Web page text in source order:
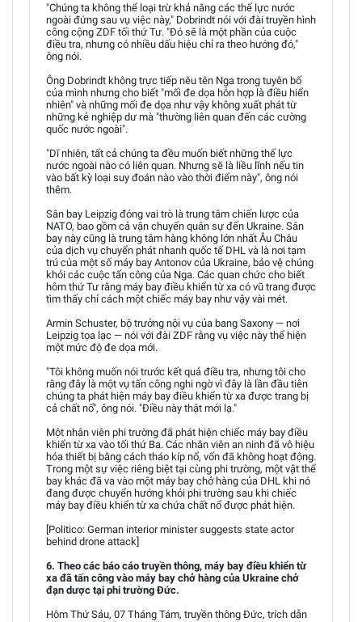
"Chúng ta không thể loại trừ khả năng các thế lực nước
ngoài đứng sau vụ việc này," Dobrindt nói với đài truyền hình
công cộng ZDF tối thứ Tư. "Đó sẽ là một phần của cuộc
điều tra, nhưng có nhiều dấu hiệu chỉ ra theo hướng đó,"
ông nói.
Ông Dobrindt không trực tiếp nêu tên Nga trong tuyên bố
của mình nhưng cho biết "mối đe dọa hỗn hợp là điều hiển
nhiên" và những mối đe dọa như vậy không xuất phát từ
những kẻ nghiệp dư mà "thường liên quan đến các cường
quốc nước ngoài".
"Dĩ nhiên, tất cả chúng ta đều muốn biết những thế lực
nước ngoài nào có liên quan. Nhưng sẽ là liều lĩnh nếu tin
vào bất kỳ loại suy đoán nào vào thời điểm này", ông nói
thêm.
Sân bay Leipzig đóng vai trò là trung tâm chiến lược của
NATO, bao gồm cả vận chuyển quân sự đến Ukraine. Sân
bay này cũng là trung tâm hàng không lớn nhất Âu Châu
của dịch vụ chuyển phát nhanh quốc tế DHL và là nơi tạm
trú của một số máy bay Antonov của Ukraine, bảo vệ chúng
khỏi các cuộc tấn công của Nga. Các quan chức cho biết
hôm thứ Tư rằng máy bay điều khiển từ xa có vũ trang được
tìm thấy chỉ cách một chiếc máy bay như vậy vài mét.
Armin Schuster, bộ trưởng nội vụ của bang Saxony — nơi
Leipzig tọa lạc — nói với đài ZDF rằng vụ việc này thể hiện
một mức độ đe dọa mới.
"Tôi không muốn nói trước kết quả điều tra, nhưng tôi cho
rằng đây là một vụ tấn công nghi ngờ vì đây là lần đầu tiên
chúng ta phát hiện máy bay điều khiển từ xa được trang bị
cả chất nổ", ông nói. "Điều này thật mới lạ."
Một nhân viên phi trường đã phát hiện chiếc máy bay điều
khiển từ xa vào tối thứ Ba. Các nhân viên an ninh đã vô hiệu
hóa thiết bị bằng cách tháo kíp nổ, vốn đã không hoạt động.
Trong một sự việc riêng biệt tại cùng phi trường, một vật thể
bay khác đã va vào một máy bay chở hàng của DHL khi nó
đang được chuyển hướng khỏi phi trường sau khi chiếc
máy bay điều khiển từ xa chứa chất nổ được phát hiện.
[Politico: German interior minister suggests state actor
behind drone attack]
6. Theo các báo cáo truyền thông, máy bay điều khiển từ
xa đã tấn công vào máy bay chở hàng của Ukraine chở
đạn dược tại phi trường Đức.
Hôm Thứ Sáu, 07 Tháng Tám, truyền thông Đức, trích dẫn